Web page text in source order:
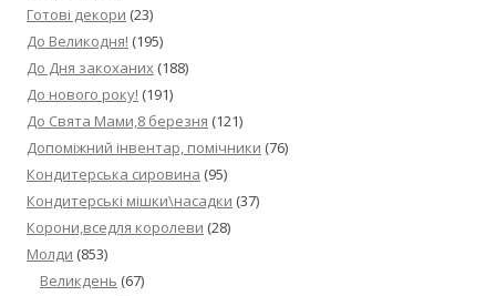
Готові декори (23)
До Великодня! (195)
До Дня закоханих (188)
До нового року! (191)
До Свята Мами,8 березня (121)
Допоміжний інвентар, помічники (76)
Кондитерська сировина (95)
Кондитерські мішки\насадки (37)
Корони,вседля королеви (28)
Молди (853)
Великдень (67)